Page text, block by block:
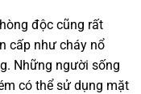
độc cũng rất
cấp như cháy nổ
Những người sống
có thể sử dụng mặt